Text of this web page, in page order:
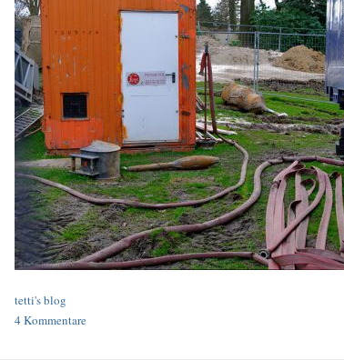
tetti's blog
4 Kommentare